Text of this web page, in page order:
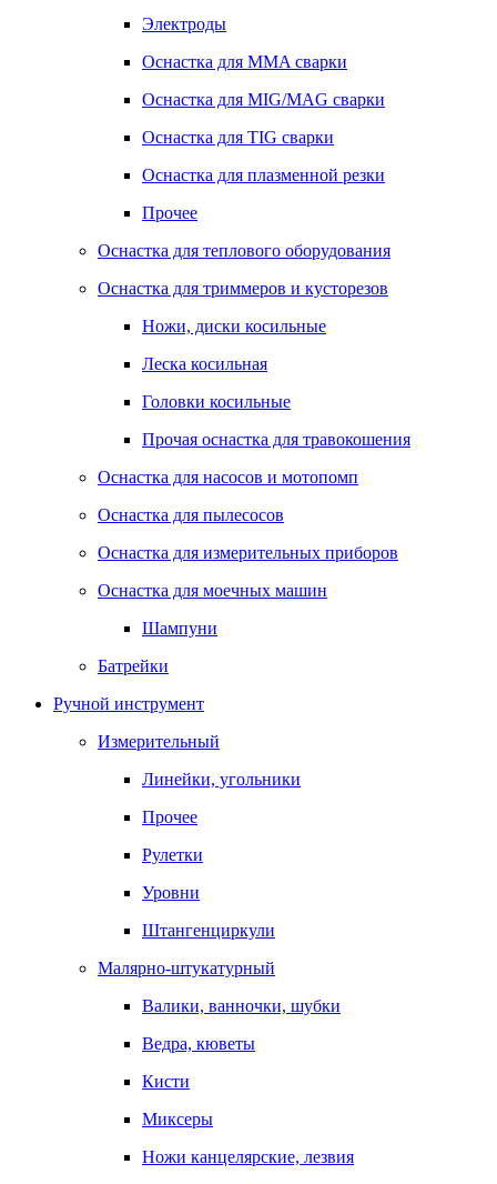
Электроды
Оснастка для MMA сварки
Оснастка для MIG/MAG сварки
Оснастка для TIG сварки
Оснастка для плазменной резки
Прочее
Оснастка для теплового оборудования
Оснастка для триммеров и кусторезов
Ножи, диски косильные
Леска косильная
Головки косильные
Прочая оснастка для травокошения
Оснастка для насосов и мотопомп
Оснастка для пылесосов
Оснастка для измерительных приборов
Оснастка для моечных машин
Шампуни
Батрейки
Ручной инструмент
Измерительный
Линейки, угольники
Прочее
Рулетки
Уровни
Штангенциркули
Малярно-штукатурный
Валики, ванночки, шубки
Ведра, кюветы
Кисти
Миксеры
Ножи канцелярские, лезвия